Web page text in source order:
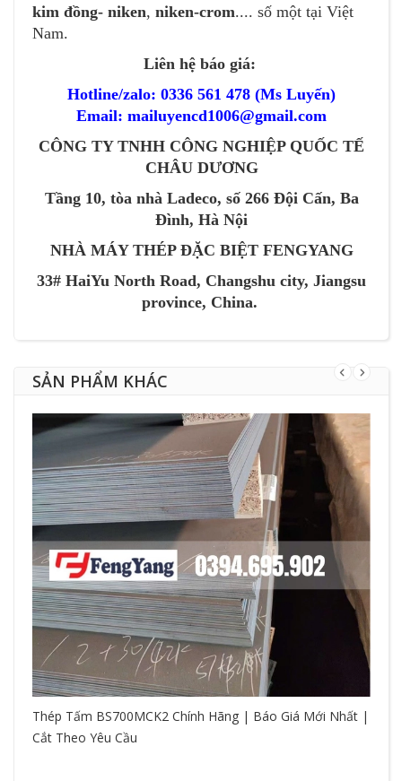
kim đồng- niken, niken-crom.... số một tại Việt
Nam.
Liên hệ báo giá:
Hotline/zalo: 0336 561 478 (Ms Luyến)
Email: mailuyencd1006@gmail.com
CÔNG TY TNHH CÔNG NGHIỆP QUỐC TẾ
CHÂU DƯƠNG
Tầng 10, tòa nhà Ladeco, số 266 Đội Cấn, Ba
Đình, Hà Nội
NHÀ MÁY THÉP ĐẶC BIỆT FENGYANG
33# HaiYu North Road, Changshu city, Jiangsu
province, China.
SẢN PHẨM KHÁC
Thép Tấm BS700MCK2 Chính Hãng | Báo Giá Mới Nhất |
Cắt Theo Yêu Cầu